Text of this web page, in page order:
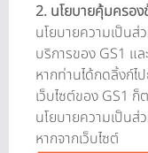
2. นโยบายคุ้มครอ
นโยบายความเป็นส่
บริการของ GS1 แล
หากท่านได้กดลิ้งก์ไ
เว็บไซต์ของ GS1
นโยบายความเป็นส่
หากจากเว็บไซต์